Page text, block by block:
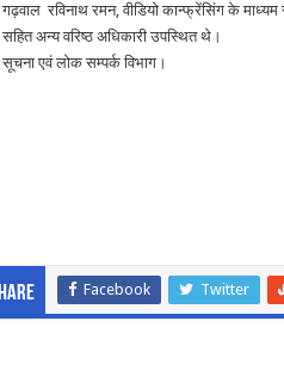
गढ़वाल रविनाथ रमन, वीडियो कान्फ्रेंसिंग के
सहित अन्य वरिष्ठ अधिकारी उपस्थित थे।
सूचना एवं लोक सम्पर्क विभाग।
Facebook Twitter